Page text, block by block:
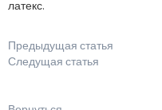
латекс.
Предыдущая статья
Следущая статья